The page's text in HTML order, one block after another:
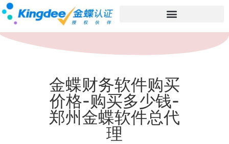
金蝶财务软件购买
价格-购买多少钱-
郑州金蝶软件总代
理